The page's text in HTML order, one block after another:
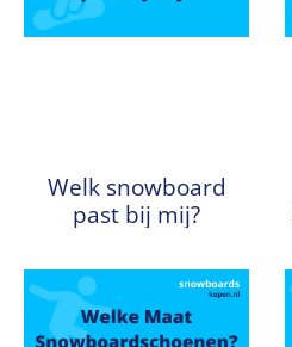
Welk snowboard
past bij mij?